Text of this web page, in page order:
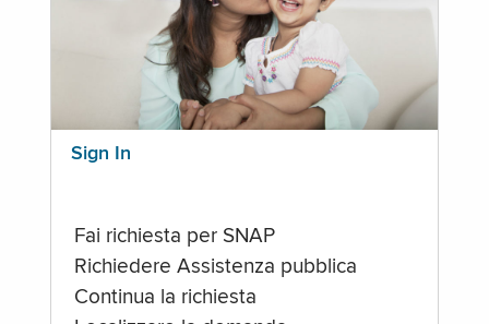
Sign In
Fai richiesta per SNAP
Richiedere Assistenza pubblica
Continua la richiesta